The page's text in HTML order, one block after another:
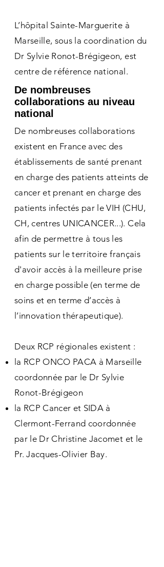
L’hôpital Sainte-Marguerite à
Marseille, sous la coordination du
Dr Sylvie Ronot-Brégigeon, est
centre de référence national.
De nombreuses
collaborations au niveau
national
De nombreuses collaborations
existent en France avec des
établissements de santé prenant
en charge des patients atteints de
cancer et prenant en charge des
patients infectés par le VIH (CHU,
CH, centres UNICANCER...). Cela
afin de permettre à tous les
patients sur le territoire français
d'avoir accès à la meilleure prise
en charge possible (en terme de
soins et en terme d’accès à
l’innovation thérapeutique).
Deux RCP régionales existent :
la RCP ONCO PACA à Marseille
coordonnée par le Dr Sylvie
Ronot-Brégigeon
la RCP Cancer et SIDA à
Clermont-Ferrand coordonnée
par le Dr Christine Jacomet et le
Pr. Jacques-Olivier Bay.